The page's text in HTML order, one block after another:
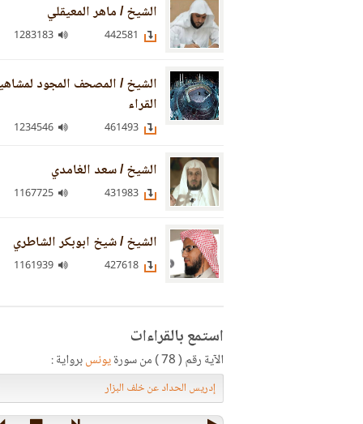
الشيخ / ماهر المعيقلي
الشيخ / المصحف المجود
القراء
الشيخ / سعد الغامدي
الشيخ / شيخ ابوبكر الشاطري
استمع بالقراءات
الآية رقم ( 78 ) من سورة يونسبرواية :